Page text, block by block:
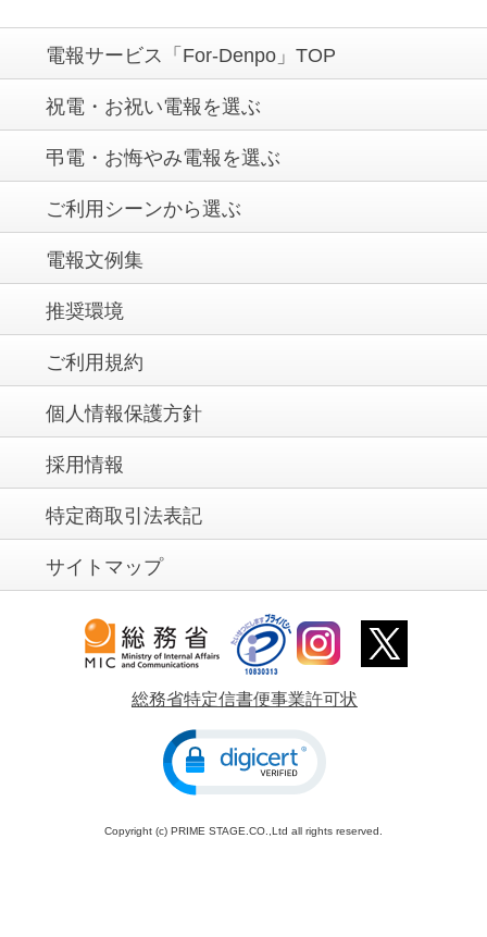
電報サービス「For-Denpo」TOP
祝電・お祝い電報を選ぶ
弔電・お悔やみ電報を選ぶ
ご利用シーンから選ぶ
電報文例集
推奨環境
ご利用規約
個人情報保護方針
採用情報
特定商取引法表記
サイトマップ
総務省特定信書便事業許可状
Copyright (c) PRIME STAGE.CO.,Ltd all rights reserved.